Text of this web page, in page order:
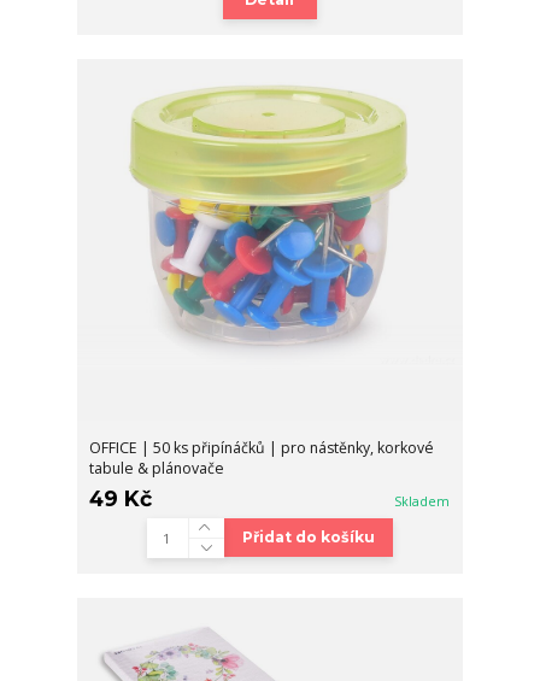
OFFICE | 50 ks připínáčků | pro nástěnky, korkové
tabule & plánovače
49 Kč Skladem
Přidat do košíku